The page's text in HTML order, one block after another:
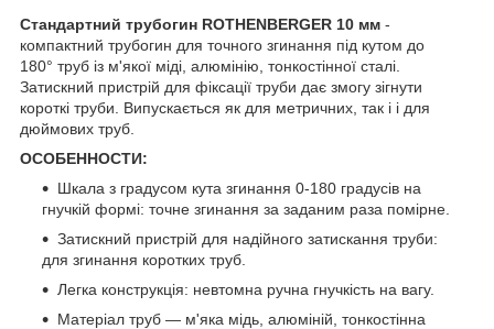
Стандартний трубогин ROTHENBERGER 10 мм -
компактний трубогин для точного згинання під кутом до
180° труб із м'якої міді, алюмінію, тонкостінної сталі.
Затискний пристрій для фіксації труби дає змогу зігнути
короткі труби. Випускається як для метричних, так і і для
дюймових труб.
ОСОБЕННОСТИ:
Шкала з градусом кута згинання 0-180 градусів на
гнучкій формі: точне згинання за заданим раза помірне.
Затискний пристрій для надійного затискання труби:
для згинання коротких труб.
Легка конструкція: невтомна ручна гнучкість на вагу.
Матеріал труб — м'яка мідь, алюміній, тонкостінна